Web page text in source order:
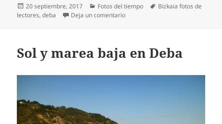
Publicado
el
20 septiembre, 2017 Categorías
Fotos del tiempo Etiquetas
Bizkaia fotos de
lectores,deba Deja un comentarioen Marea baja en Deba
Sol y marea baja en Deba